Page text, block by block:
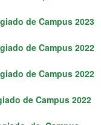
de Campus 2023
de Campus 2022
de Campus 2022
de Campus 2022